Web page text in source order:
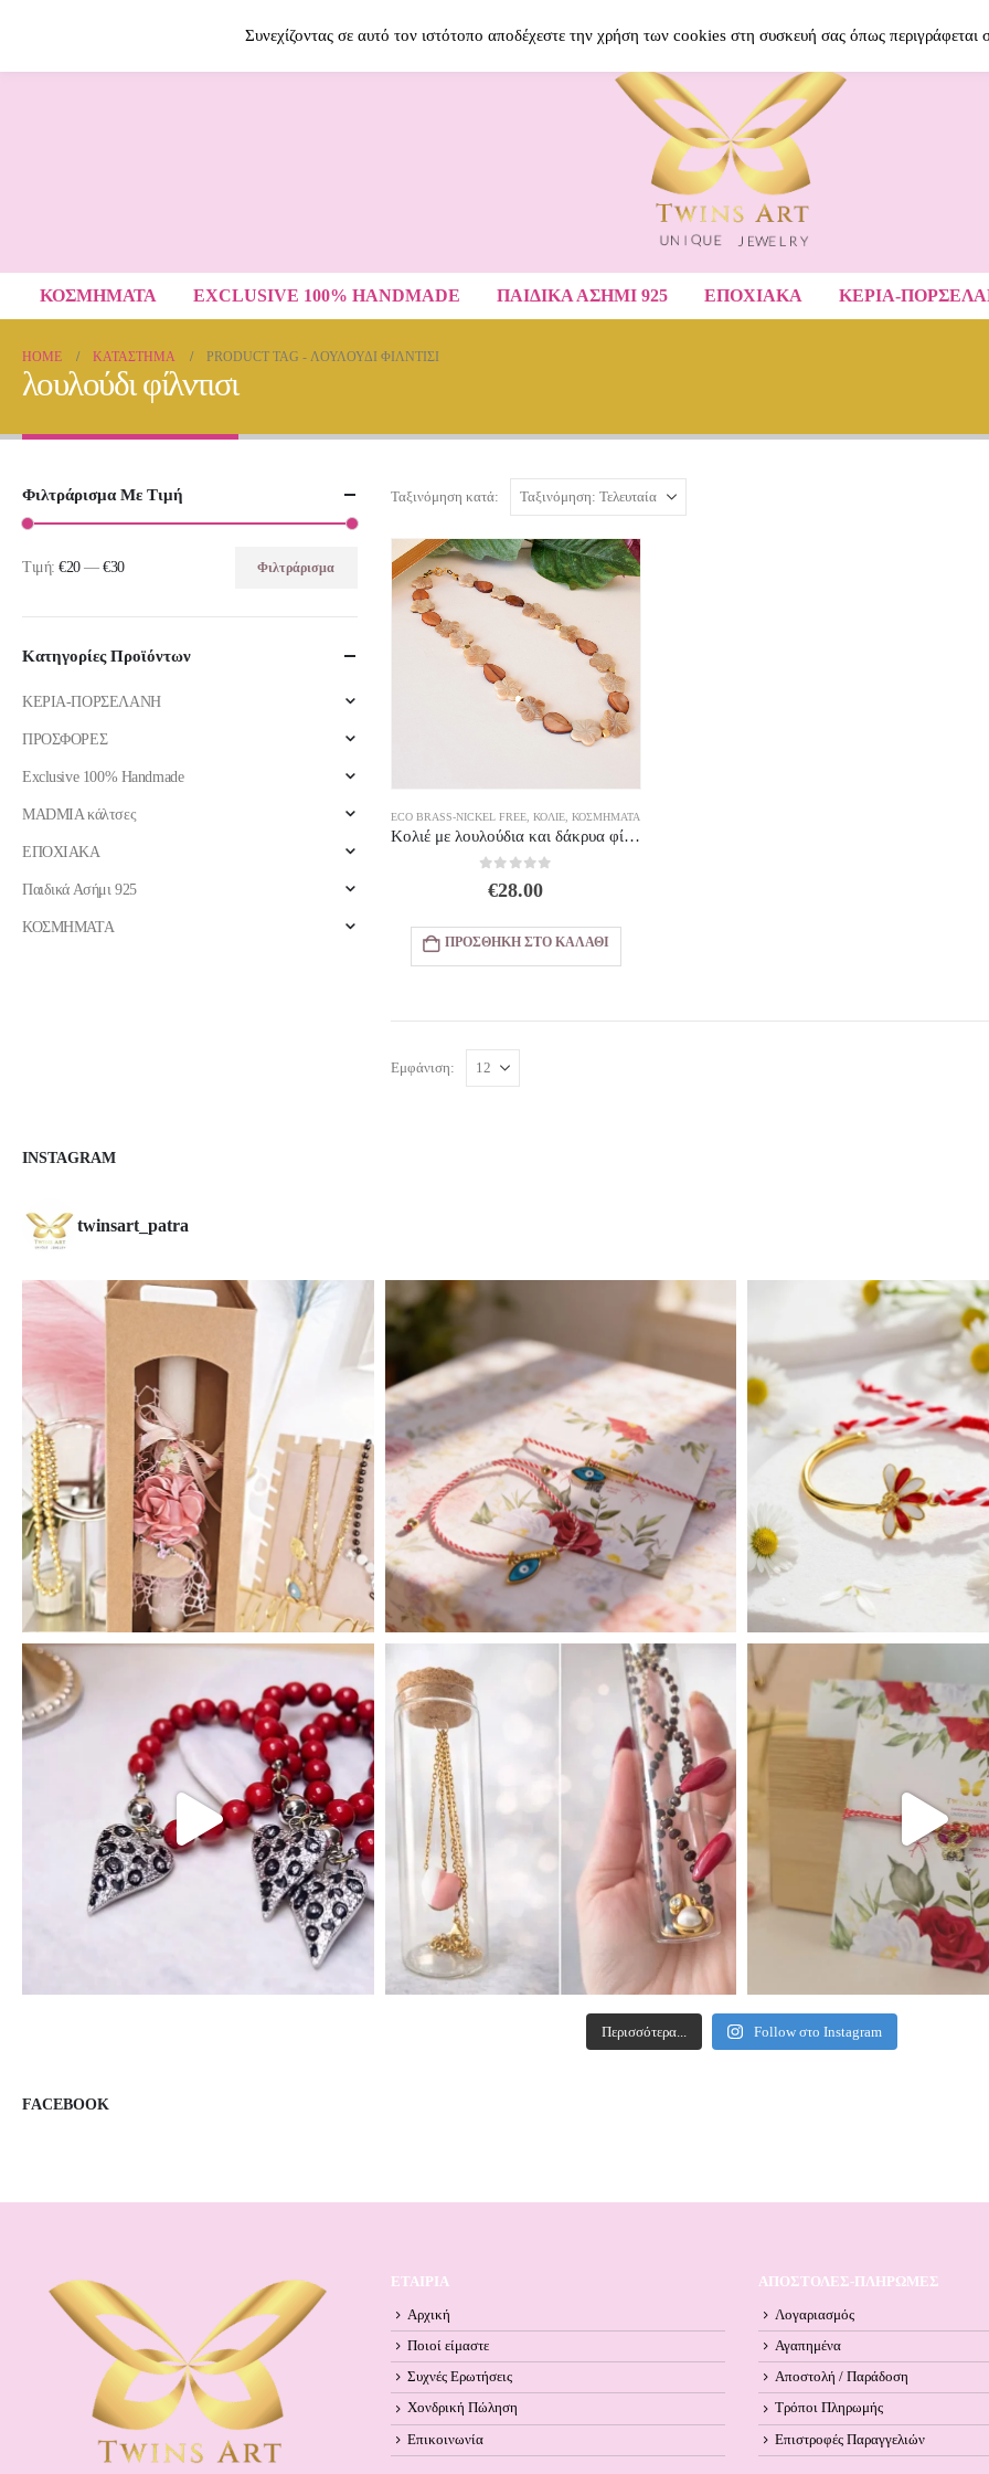
ΚΟΣΜΗΜΑΤΑ EXCLUSIVE 100% HANDMADE ΠΑΙΔΙΚΆ ΑΣΉΜΙ 925 ΕΠΟΧΙΑΚΑ ΚΕΡΙΑ-
HOME ΚΑΤΆΣΤΗΜΑ PRODUCT TAG - ΛΟΥΛΟΎΔΙ ΦΊΛΝΤΙΣΙ
λουλούδι φίλντισι
Ταξινόμηση κατά:
ECO BRASS-NICKEL FREE ,ΚΟΛΙΈ ,ΚΟΣΜΗΜΑΤΑ
Κολιέ με λουλούδια και δάκρυα φίλντισι σε γήινους χρωματισμούς
€28.00
ΠΡΟΣΘΉΚΗ ΣΤΟ ΚΑΛΆΘΙ
Εμφάνιση:
Φιλτράρισμα Με Τιμή
Ελάχιστη
Μέγιστη
Φιλτράρισμα
Τιμή:€20—€30
Κατηγορίες Προϊόντων
ΚΕΡΙΑ-ΠΟΡΣΕΛΑΝΗ
ΠΡΟΣΦΟΡΕΣ
Exclusive 100% Handmade
MADMIA κάλτσες
ΕΠΟΧΙΑΚΑ
Παιδικά Ασήμι 925
ΚΟΣΜΗΜΑΤΑ
INSTAGRAM
twinsart_patra
Περισσότερα... Follow στο Instagram
FACEBOOK
ΕΤΑΙΡΙΑ
Αρχική
Ποιοί είμαστε
Συχνές Ερωτήσεις
Χονδρική Πώληση
Επικοινωνία
ΑΠΟΣΤΟΛΕΣ-ΠΛΗΡΩΜΕΣ
Λογαριασμός
Αγαπημένα
Αποστολή / Παράδοση
Τρόποι Πληρωμής
Επιστροφές Παραγγελιών
Συνεχίζοντας σε αυτό τον ιστότοπο αποδέχεστε την χρήση των cookies στη συσκευή σας όπως περιγράφεται